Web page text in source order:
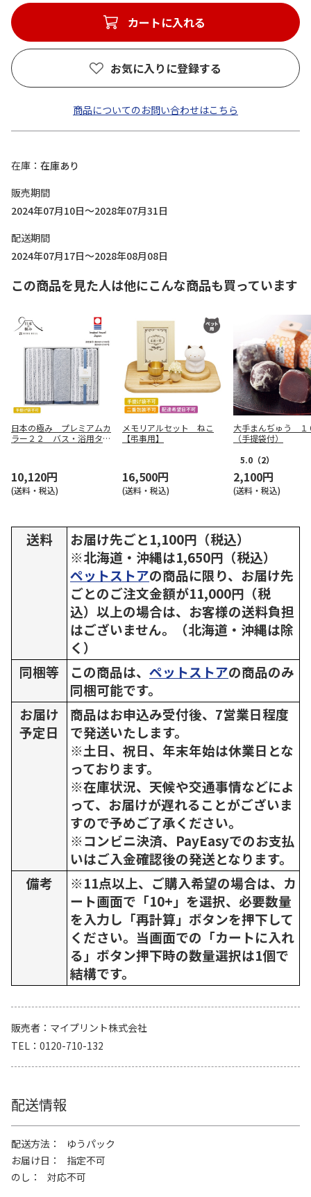
カートに入れる
お気に入りに登録する
商品についてのお問い合わせはこちら
在庫
在庫あり
販売期間
2024年07月10日～2028年07月31日
配送期間
2024年07月17日～2028年08月08日
この商品を見た人は他にこんな商品も買っています
日本の極み プレミアムカ
ラー２２ バス・浴用タオ
10,120円
(送料・税込)
メモリアルセット ねこ
【弔事用】
16,500円
(送料・税込)
大手まんぢゅう １
（手提袋付）
5.0 （2）
2,100円
(送料・税込)
送料
お届け先ごと1,100円（税込）
※北海道・沖縄は1,650円（税込）
ペットストアの商品に限り、お届け先
ごとのご注文金額が11,000円（税
込）以上の場合は、お客様の送料負担
はございません。（北海道・沖縄は除
く）
同梱等
この商品は、 ペットストアの商品のみ
同梱可能です。
お届け
予定日
商品はお申込み受付後、7営業日程度
で発送いたします。
※土日、祝日、年末年始は休業日とな
っております。
※在庫状況、天候や交通事情などによ
って、お届けが遅れることがございま
すので予めご了承ください。
※コンビニ決済、PayEasyでのお支払
いはご入金確認後の発送となります。
備考
※11点以上、ご購入希望の場合は、カ
ート画面で「10+」を選択、必要数量
を入力し「再計算」ボタンを押下して
ください。当画面での「カートに入れ
る」ボタン押下時の数量選択は1個で
結構です。
販売者
マイプリント株式会社
TEL
0120-710-132
配送情報
配送方法
ゆうパック
お届け日
指定不可
のし
対応不可